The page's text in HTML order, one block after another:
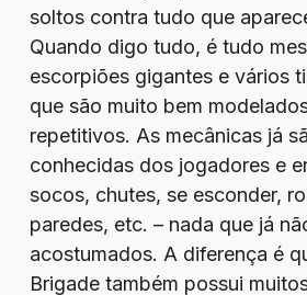
soltos contra tudo que
Quando digo tudo, é tudo
escorpiões gigantes e vários
que são muito bem
repetitivos. As mecânicas já
conhecidas dos jogadores e
socos, chutes, se esconder,
paredes, etc. – nada que já
acostumados. A diferença é
Brigade também possui